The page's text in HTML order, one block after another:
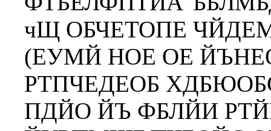
чЩ ОБЧЕТОПЕ
(ЕУМЙ НОЕ ОЕ
РТПЧЕДЕОБ
ПДЙО ЙЪ ФБЛЙИ